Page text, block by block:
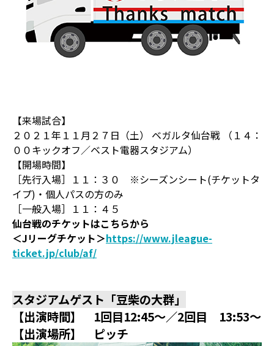
【来場試合】
２０２１年１１月２７日（土） ベガルタ仙台戦 （１４：
００キックオフ／ベスト電器スタジアム）
【開場時間】
［先行入場］１１：３０ ※シーズンシート(チケットタ
イプ)・個人パスの方のみ
［一般入場］１１：４５
仙台戦のチケットはこちらから
＜Jリーグチケット＞https://www.jleague-
ticket.jp/club/af/
スタジアムゲスト「豆柴の大群」
【出演時間】 1回目12:45～／2回目 13:53～
【出演場所】 ピッチ